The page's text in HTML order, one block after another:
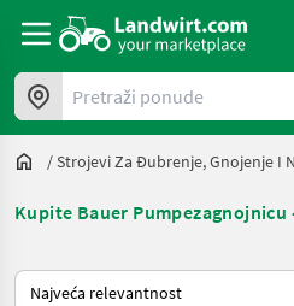
Pretraži ponude
/Strojevi Za Đubrenje, Gnojenje I
Kupite Bauer
Tako se sortira na Landwirt.com